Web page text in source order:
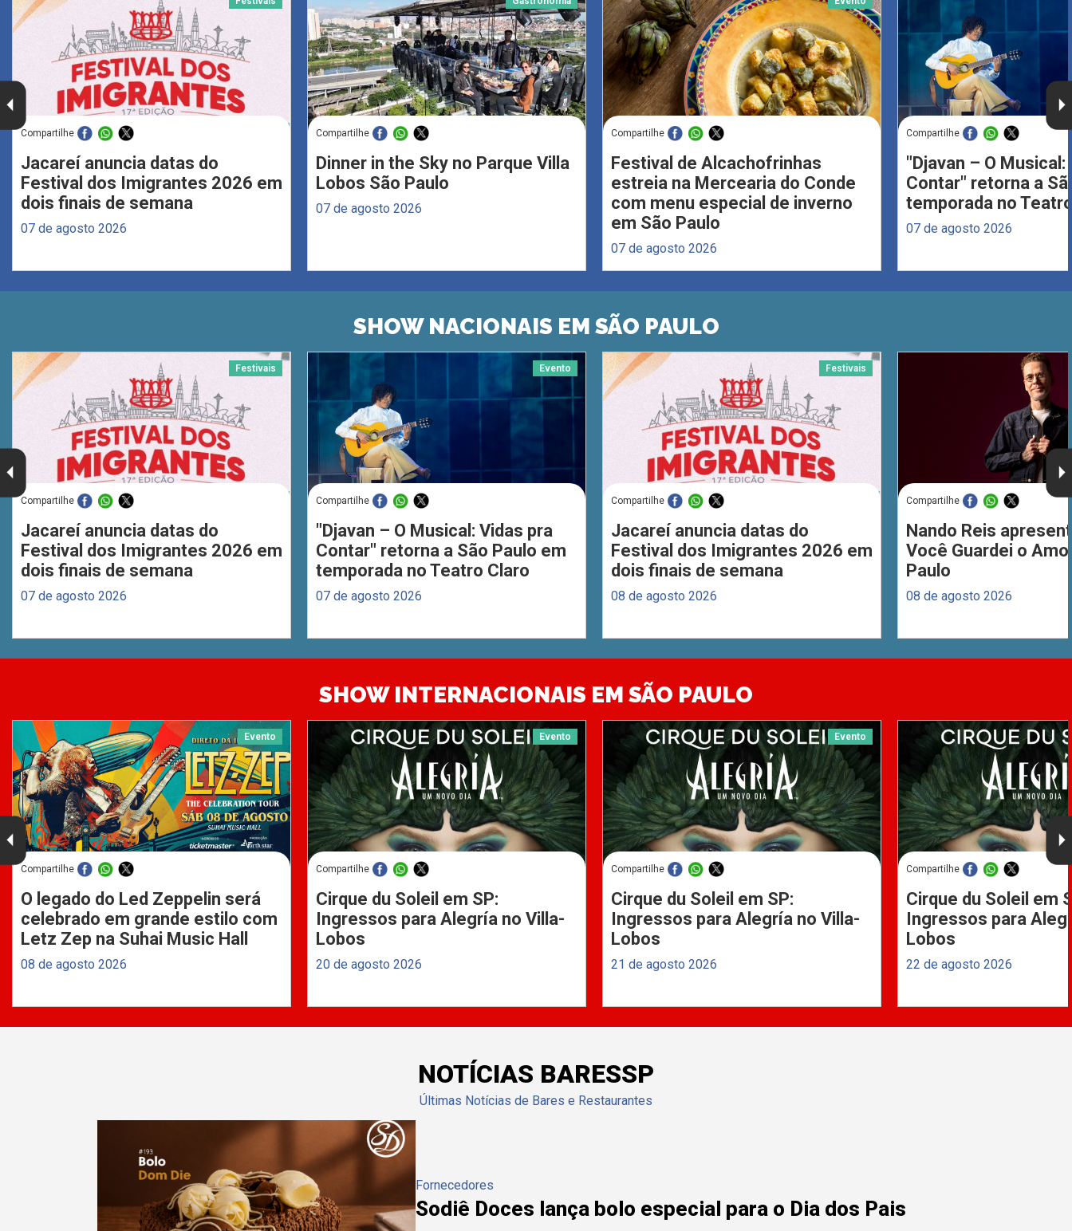
Compartilhe
Jacareí anuncia datas do
Festival dos Imigrantes 2026 em
dois finais de semana
07 de agosto 2026
Compartilhe
Dinner in the Sky no Parque Villa
Lobos São Paulo
07 de agosto 2026
Compartilhe
Festival de Alcachofrinhas
estreia na Mercearia do Conde
com menu especial de inverno
em São Paulo
07 de agosto 2026
Compartilhe
"Djavan – O Musical:
Contar" retorna a
temporada no
07 de agosto 2026
SHOW NACIONAIS EM SÃO PAULO
Festivais
Compartilhe
Jacareí anuncia datas do
Festival dos Imigrantes 2026 em
dois finais de semana
07 de agosto 2026
Evento
Compartilhe
"Djavan – O Musical: Vidas pra
Contar" retorna a São Paulo em
temporada no Teatro Claro
07 de agosto 2026
Festivais
Compartilhe
Jacareí anuncia datas do
Festival dos Imigrantes 2026 em
dois finais de semana
08 de agosto 2026
Compartilhe
Nando Reis
Você Guardei o
Paulo
08 de agosto 2026
SHOW INTERNACIONAIS EM SÃO PAULO
Evento
Compartilhe
O legado do Led Zeppelin será
celebrado em grande estilo com
Letz Zep na Suhai Music Hall
08 de agosto 2026
Evento
Compartilhe
Cirque du Soleil em SP:
Ingressos para Alegría no Villa-
Lobos
20 de agosto 2026
Evento
Compartilhe
Cirque du Soleil em SP:
Ingressos para Alegría no Villa-
Lobos
21 de agosto 2026
Compartilhe
Cirque du Soleil em
Ingressos para
Lobos
22 de agosto 2026
NOTÍCIAS BARESSP
Últimas Notícias de Bares e Restaurantes
Fornecedores
Sodiê Doces lança bolo especial para o Dia dos Pais